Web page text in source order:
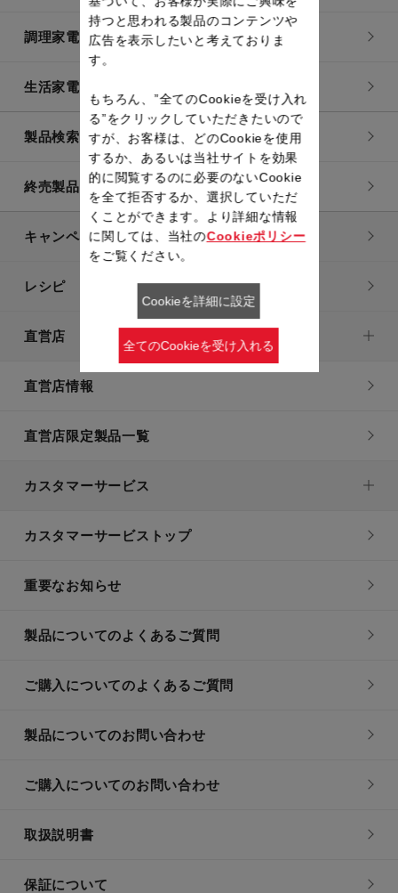
調理家電
生活家電
製品検索一覧
終売製品一覧
キャンペーン・特集
レシピ
直営店
直営店情報
直営店限定製品一覧
カスタマーサービス
カスタマーサービストップ
重要なお知らせ
製品についてのよくあるご質問
ご購入についてのよくあるご質問
製品についてのお問い合わせ
ご購入についてのお問い合わせ
取扱説明書
保証について
持つと思われる製品のコンテンツや
広告を表示したいと考えておりま
す。
もちろん、”全てのCookieを受け入れ
る”をクリックしていただきたいので
すが、お客様は、どのCookieを使用
するか、あるいは当社サイトを効果
的に閲覧するのに必要のないCookie
を全て拒否するか、選択していただ
くことができます。より詳細な情報
に関しては、当社のCookieポリシー
をご覧ください。
Cookieを詳細に設定
全てのCookieを受け入れる